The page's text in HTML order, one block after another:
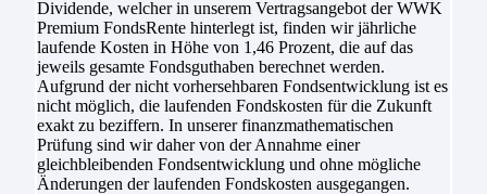
Dividende, welcher in unserem Vertragsangebot der WWK
Premium FondsRente hinterlegt ist, finden wir jährliche
laufende Kosten in Höhe von 1,46 Prozent, die auf das
jeweils gesamte Fondsguthaben berechnet werden.
Aufgrund der nicht vorhersehbaren Fondsentwicklung ist es
nicht möglich, die laufenden Fondskosten für die Zukunft
exakt zu beziffern. In unserer finanzmathematischen
Prüfung sind wir daher von der Annahme einer
gleichbleibenden Fondsentwicklung und ohne mögliche
Änderungen der laufenden Fondskosten ausgegangen.